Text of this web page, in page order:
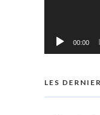
00:00
LES